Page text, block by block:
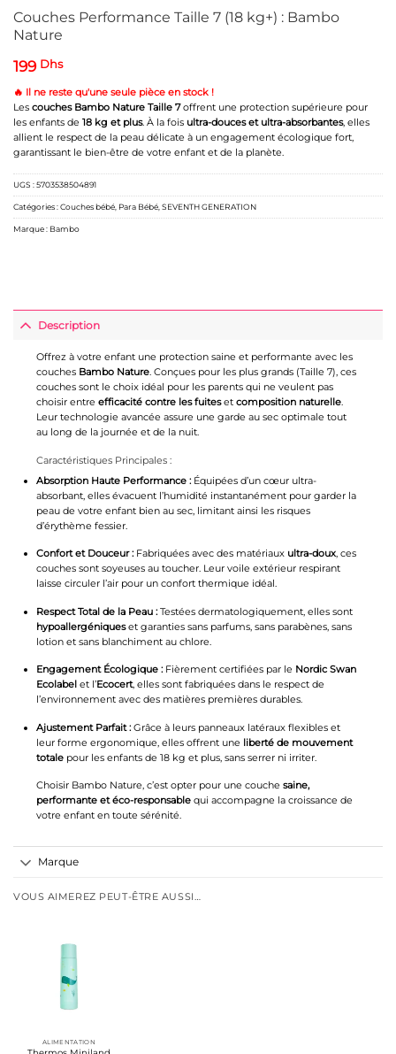
Couches Performance Taille 7 (18 kg+) : Bambo
Nature
199 Dhs
Les couches Bambo Nature Taille 7offrent une protection supérieure pour
les enfants de 18 kg et plus. À la fois ultra-douces et ultra-absorbantes, elles
allient le respect de la peau délicate à un engagement écologique fort,
garantissant le bien-être de votre enfant et de la planète.
🔥 Il ne reste qu'une seule pièce en stock !
UGS :5703538504891
Catégories :Couches bébé Para Bébé SEVENTH GENERATION
Marque : Bambo
Description
Offrez à votre enfant une protection saine et performante avec les
couches Bambo Nature. Conçues pour les plus grands (Taille 7), ces
couches sont le choix idéal pour les parents qui ne veulent pas
choisir entre efficacité contre les fuiteset composition naturelle.
Leur technologie avancée assure une garde au sec optimale tout
au long de la journée et de la nuit.
Caractéristiques Principales :
Absorption Haute Performance :Équipées d’un cœur ultra-
absorbant, elles évacuent l’humidité instantanément pour garder la
peau de votre enfant bien au sec, limitant ainsi les risques
d’érythème fessier.
Confort et Douceur :Fabriquées avec des matériaux ultra-doux, ces
couches sont soyeuses au toucher. Leur voile extérieur respirant
laisse circuler l’air pour un confort thermique idéal.
Respect Total de la Peau :Testées dermatologiquement, elles sont
hypoallergéniqueset garanties sans parfums, sans parabènes, sans
lotion et sans blanchiment au chlore.
Engagement Écologique :Fièrement certifiées par le Nordic Swan
Ecolabelet l’Ecocert, elles sont fabriquées dans le respect de
l’environnement avec des matières premières durables.
Ajustement Parfait :Grâce à leurs panneaux latéraux flexibles et
leur forme ergonomique, elles offrent une liberté de mouvement
totalepour les enfants de 18 kg et plus, sans serrer ni irriter.
Choisir Bambo Nature, c’est opter pour une couche saine,
performante et éco-responsablequi accompagne la croissance de
votre enfant en toute sérénité.
Marque
VOUS AIMEREZ PEUT-ÊTRE AUSSI…
ALIMENTATION